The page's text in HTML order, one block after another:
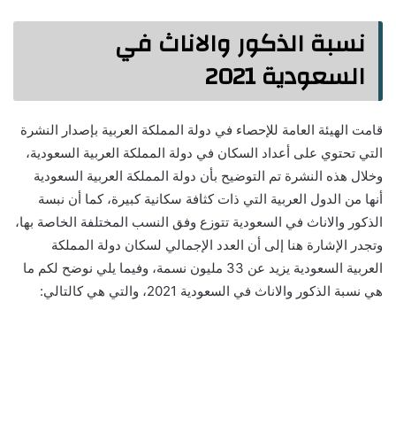
نسبة الذكور والاناث في
السعودية 2021
قامت الهيئة العامة للإحصاء في دولة المملكة العربية بإصدار النشرة
التي تحتوي على أعداد السكان في دولة المملكة العربية السعودية،
وخلال هذه النشرة تم التوضيح بأن دولة المملكة العربية السعودية
أنها من الدول العربية التي ذات كثافة سكانية كبيرة، كما أن نبسة
الذكور والاناث في السعودية تتوزع وفق النسب المختلفة الخاصة بها،
وتجدر الإشارة هنا إلى أن العدد الإجمالي لسكان دولة المملكة
العربية السعودية يزيد عن 33 مليون نسمة، وفيما يلي نوضح لكم ما
هي نسبة الذكور والاناث في السعودية 2021، والتي هي كالتالي: